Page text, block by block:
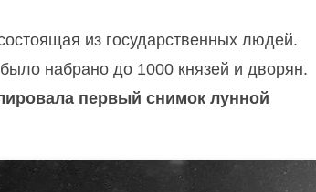
из государственных людей.
набрано до 1000 князей и дворян.
первый снимок лунной